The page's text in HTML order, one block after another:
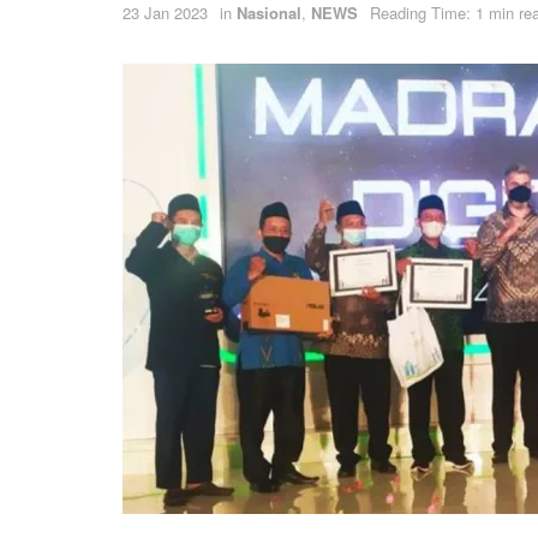
23 Jan 2023 in Nasional, NEWS Reading Time: 1 min